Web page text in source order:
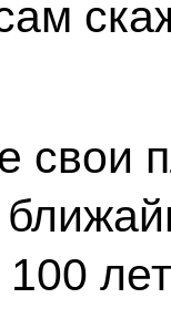
свои